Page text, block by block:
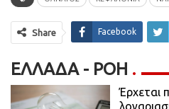
Share Facebook
ΕΛΛΆΔΑ - ΡΟΗ
Έρχεται